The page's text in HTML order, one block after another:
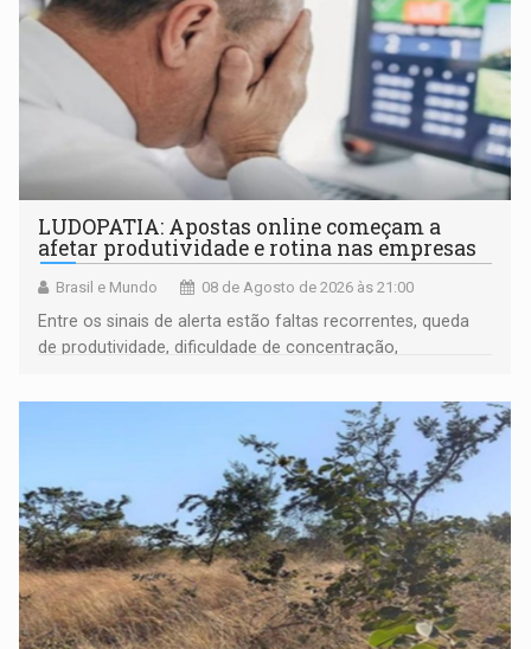
LUDOPATIA: Apostas online começam a
afetar produtividade e rotina nas empresas
Brasil e Mundo 08 de Agosto de 2026 às 21:00
Entre os sinais de alerta estão faltas recorrentes, queda
de produtividade, dificuldade de concentração,